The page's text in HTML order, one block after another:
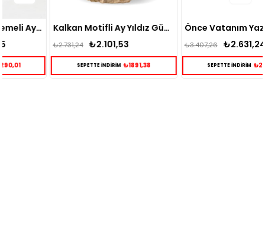
Kalkan Motifli Ay Yıldız Gümüş Kolye
₺2.101,53
₺1891,38
Önce Vatanım Yazılı Ay Yıldız Motifli Gümüş Kolye
₺2.631,24
₺2368,12